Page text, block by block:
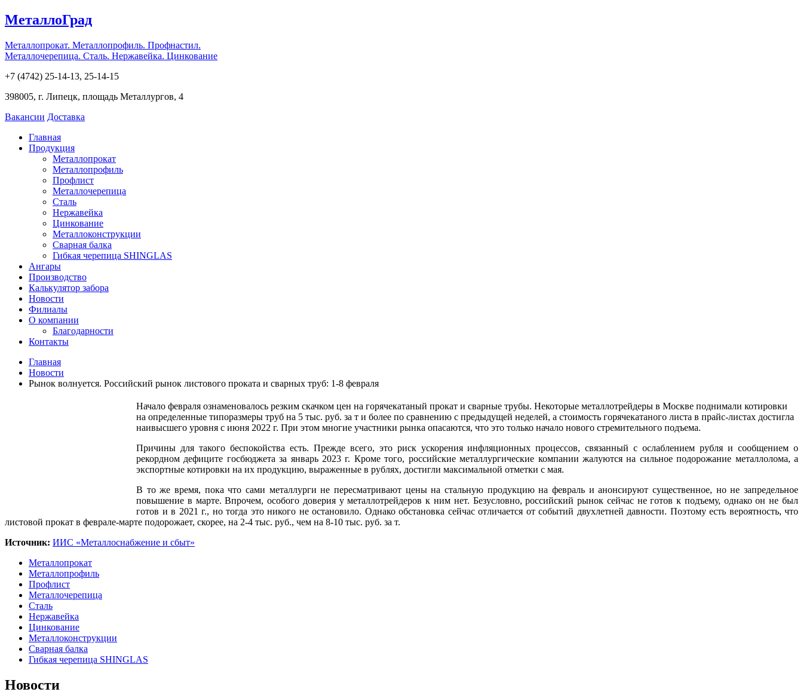
МеталлоГрад
Металлопрокат. Металлопрофиль. Профнастил.
Металлочерепица. Сталь. Нержавейка. Цинкование
+7 (4742) 25-14-13, 25-14-15
398005, г. Липецк, площадь Металлургов, 4
Вакансии Доставка
Главная
Продукция
Металлопрокат
Металлопрофиль
Профлист
Металлочерепица
Сталь
Нержавейка
Цинкование
Металлоконструкции
Сварная балка
Гибкая черепица SHINGLAS
Ангары
Производство
Калькулятор забора
Новости
Филиалы
О компании
Благодарности
Контакты
Главная
Новости
Рынок волнуется. Российский рынок листового проката и сварных труб: 1-8 февраля
Начало февраля ознаменовалось резким скачком цен на горячекатаный прокат и сварные трубы. Некоторые металлотрейдеры в Москве поднимали котировки
на определенные типоразмеры труб на 5 тыс. руб. за т и более по сравнению с предыдущей неделей, а стоимость горячекатаного листа в прайс-листах достигла
наивысшего уровня с июня 2022 г. При этом многие участники рынка опасаются, что это только начало нового стремительного подъема.
Причины для такого беспокойства есть. Прежде всего, это риск ускорения инфляционных процессов, связанный с ослаблением рубля и сообщением о
рекордном дефиците госбюджета за январь 2023 г. Кроме того, российские металлургические компании жалуются на сильное подорожание металлолома, а
экспортные котировки на их продукцию, выраженные в рублях, достигли максимальной отметки с мая.
В то же время, пока что сами металлурги не пересматривают цены на стальную продукцию на февраль и анонсируют существенное, но не запредельное
повышение в марте. Впрочем, особого доверия у металлотрейдеров к ним нет. Безусловно, российский рынок сейчас не готов к подъему, однако он не был
готов и в 2021 г., но тогда это никого не остановило. Однако обстановка сейчас отличается от событий двухлетней давности. Поэтому есть вероятность, что
листовой прокат в феврале-марте подорожает, скорее, на 2-4 тыс. руб., чем на 8-10 тыс. руб. за т.
Источник: ИИС «Металлоснабжение и сбыт»
Металлопрокат
Металлопрофиль
Профлист
Металлочерепица
Сталь
Нержавейка
Цинкование
Металлоконструкции
Сварная балка
Гибкая черепица SHINGLAS
Новости